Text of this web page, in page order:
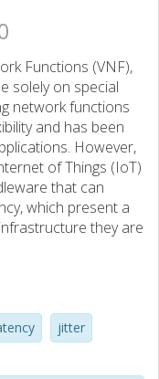
Functions (VNF),
solely on special
network functions
and has been
However,
of Things (IoT)
that can
which present a
they are
network functions
latency
and jitter
jitter